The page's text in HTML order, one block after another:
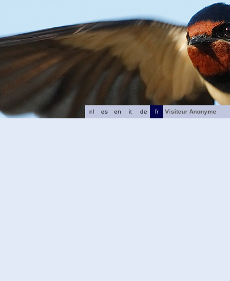
fr
de
it
en
es
nl
Visiteur Anonyme